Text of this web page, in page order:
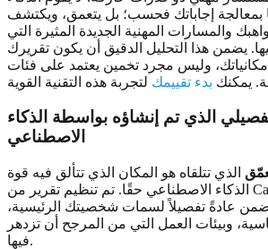
بمعالجة إجاباتك فحسب؛ بل يتعمق، ويكتشف
والمسارات المهنية الجديدة المثيرة التي
يضمن هذا التحليل الدقيق أن يكون تقريرك
وليس مجرد تخمين يعتمد على فئات
يمكنك بدء تقييمك
الذي تم إنشاؤه بواسطة الذكاء
الاصطناعي
الذي تتلقاه هو المكان الذي تتألق فيه قوة
الذكاء الاصطناعي حقًا. تم تنظيم تقرير من CareerQuiz ليكون ثاقبًا
عادةً تفصيلاً لسمات شخصيتك الرئيسية،
وبيئات العمل التي من المرجح أن تزدهر
فيها.